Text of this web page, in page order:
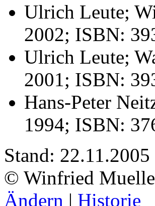
Ulrich Leute;
2002; ISBN:
Ulrich Leute;
2001; ISBN:
Hans-Peter
1994; ISBN:
Stand:
© Winfried
Ändern | Historie